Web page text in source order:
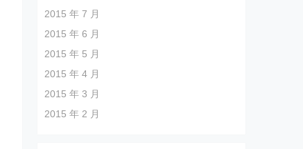
2015 年 7 月
2015 年 6 月
2015 年 5 月
2015 年 4 月
2015 年 3 月
2015 年 2 月